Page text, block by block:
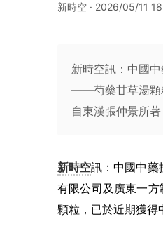
新時空 · 2026/05/11
新時空訊：中國
——芍藥甘草湯顆
自東漢張仲景所著
新時空訊：中國中藥
有限公司及廣東一
顆粒，已於近期獲得